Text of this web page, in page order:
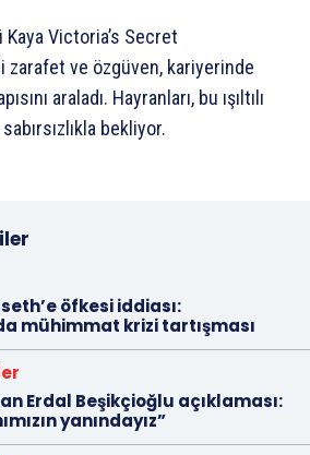
Victoria’s Secret
zarafet ve özgüven, kariyerinde
araladı. Hayranları, bu ışıltılı
sabırsızlıkla bekliyor.
öfkesi iddiası:
mühimmat krizi tartışması
Erdal Beşikçioğlu açıklaması:
yanındayız”